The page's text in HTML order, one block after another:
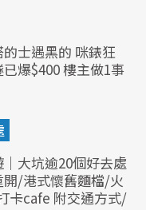
士遇黑的 咪錶狂
爆$400 樓主做1事
大坑逾20個好去處
開/港式懷舊麵檔/火
卡cafe 附交通方式/